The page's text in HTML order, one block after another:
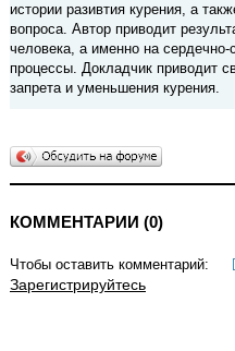
истории разивтия курения, а
вопроса. Автор приводит
человека, а именно на
процессы. Докладчик приводит
запрета и уменьшения курения.
КОММЕНТАРИИ (0)
Чтобы оставить комментарий:
Зарегистрируйтесь